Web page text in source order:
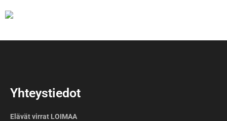
Yhteystiedot
Elävät virrat LOIMAA